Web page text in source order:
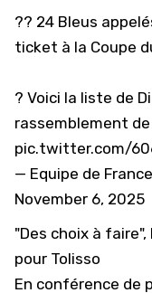
?? 24 Bleus
ticket à la Coupe
? Voici la liste de
rassemblement de
pic.twitter.com/
— Equipe de
November 6, 2025
"Des choix à
pour Tolisso
En conférence de